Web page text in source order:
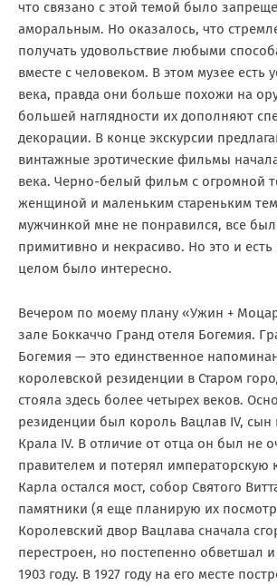
что связано с этой темой было
аморальным. Но оказалось, что
получать удовольствие любыми
вместе с человеком. В этом музее есть
века, правда они больше похожи на
большей наглядности их дополняют
декорации. В конце экскурсии
винтажные эротические фильмы
века. Черно-белый фильм с огромной
женщиной и маленьким стареньким
мужчинкой мне не понравился, все
примитивно и некрасиво. Но это и есть
целом было интересно.
Вечером по моему плану «Ужин +
зале Боккаччо Гранд отеля Богемия.
Богемия — это единственное
королевской резиденции в Старом
стояла здесь более четырех веков.
резиденции был король Вацлав IV, сын
Крала IV. В отличие от отца он был не
правителем и потерял императорскую
Карла остался мост, собор Святого
памятники (я еще планирую их
Королевский двор Вацлава сначала
перестроен, но постепенно обветшал
1903 году. В 1927 году на его месте